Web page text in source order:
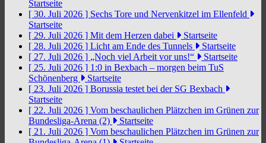
Startseite
[ 30. Juli 2026 ] Sechs Tore und Nervenkitzel im Ellenfeld
Startseite
[ 29. Juli 2026 ] Mit dem Herzen dabei
Startseite
[ 28. Juli 2026 ] Licht am Ende des Tunnels
Startseite
[ 27. Juli 2026 ] „Noch viel Arbeit vor uns!“
Startseite
[ 25. Juli 2026 ] 1:0 in Bexbach – morgen beim TuS
Schönenberg
Startseite
[ 23. Juli 2026 ] Borussia testet bei der SG Bexbach
Startseite
[ 22. Juli 2026 ] Vom beschaulichen Plätzchen im Grünen zur
Bundesliga-Arena (2)
Startseite
[ 21. Juli 2026 ] Vom beschaulichen Plätzchen im Grünen zur